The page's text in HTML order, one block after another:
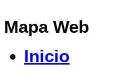
Mapa Web
Inicio